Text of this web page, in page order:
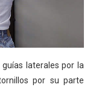
laterales por la
por su parte